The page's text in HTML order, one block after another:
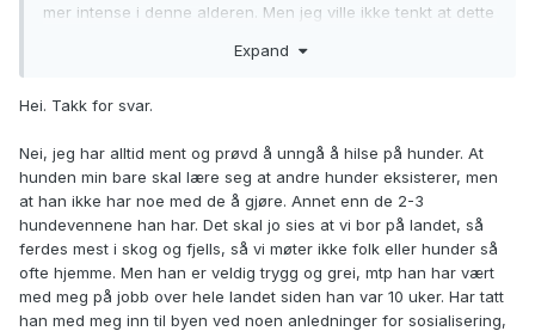
mer intense i denne alderen. Men jeg ville ikke tenkt at dette
Det som ofte skjer, er at hunden samtidig får mer erfaring
andre hunder. Da kan mønsteret sette seg, selv om hunden
Siden du beskriver at han aldri har vært spesielt begeistret
for hunder, og at det er ekstra usikkerhet rundt enkelte
hunder, ville jeg jobbet med dette som både frustrasjon og
usikkerhet — ikke bare “han vil hilse”. Målet bør ikke være at
han skal bort til hundene, men at han gradvis lærer: “jeg
kan se en hund på avstand, holde kontakt med eier og gå
videre uten at det blir vanskelig”.
Expand
Hei. Takk for svar.
Nei, jeg har alltid ment og prøvd å unngå å hilse på hunder. At
hunden min bare skal lære seg at andre hunder eksisterer, men
at han ikke har noe med de å gjøre. Annet enn de 2-3
hundevennene han har. Det skal jo sies at vi bor på landet, så
ferdes mest i skog og fjells, så vi møter ikke folk eller hunder så
ofte hjemme. Men han er veldig trygg og grei, mtp han har vært
med meg på jobb over hele landet siden han var 10 uker. Har tatt
han med meg inn til byen ved noen anledninger for sosialisering,